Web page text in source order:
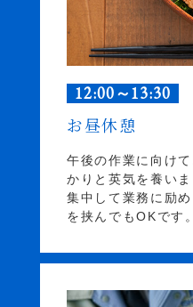
12:00～13:30
お昼休憩
午後の作業に向け
かりと英気を養いま
集中して業務に励
を挟んでもOKです。